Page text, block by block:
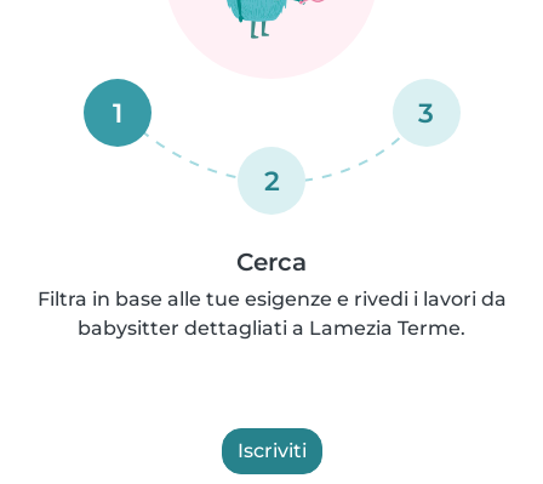
1
2
3
Cerca
Filtra in base alle tue esigenze e rivedi i lavori da
babysitter dettagliati a Lamezia Terme.
Iscriviti